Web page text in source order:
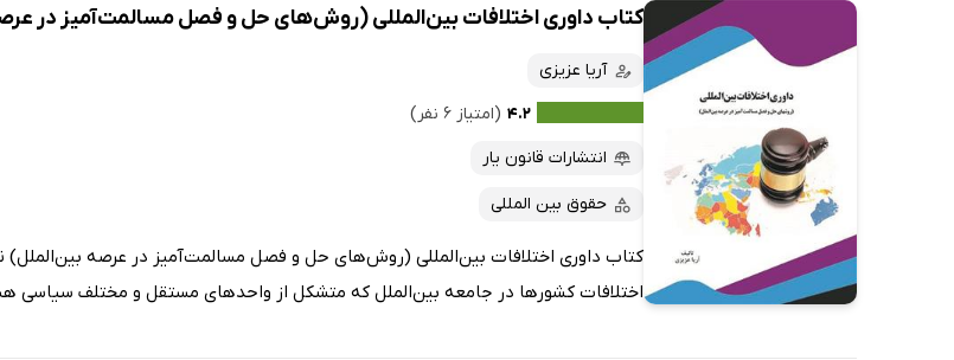
کتاب داوری اختلافات بین‌المللی (روش‌های حل و فصل مسالمت‌آمیز در
آریا عزیزی
۴.۲ (امتیاز ۶ نفر)
انتشارات قانون یار
حقوق بین المللی
کتاب داوری اختلافات بین‌المللی (روش‌های حل و فصل مسالمت‌آمیز در عرصه بین‌الملل)
اختلافات کشور‌ها در جامعه بین‌الملل که متشکل از واحد‌های مستقل و مختلف سیاسی